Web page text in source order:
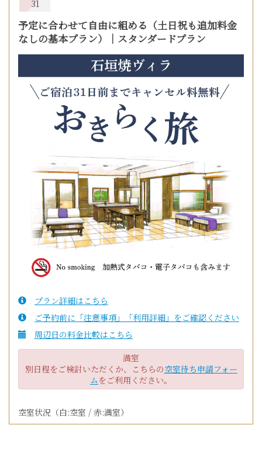
31
予定に合わせて自由に組める（土日祝も追加料金
なしの基本プラン）｜スタンダードプラン
プラン詳細はこちら
ご予約前に「注意事項」「利用詳細」をご確認ください
周辺日の料金比較はこちら
満室
別日程をご検討いただくか、こちらの空室待ち申請フォー
ムをご利用ください。
空室状況（白:空室 / 赤:満室）